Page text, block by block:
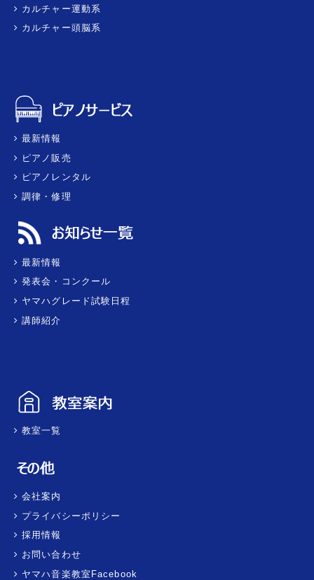
カルチャー運動系
カルチャー頭脳系
最新情報
ピアノ販売
ピアノレンタル
調律・修理
最新情報
発表会・コンクール
ヤマハグレード試験日程
講師紹介
教室一覧
会社案内
プライバシーポリシー
採用情報
お問い合わせ
ヤマハ音楽教室Facebook